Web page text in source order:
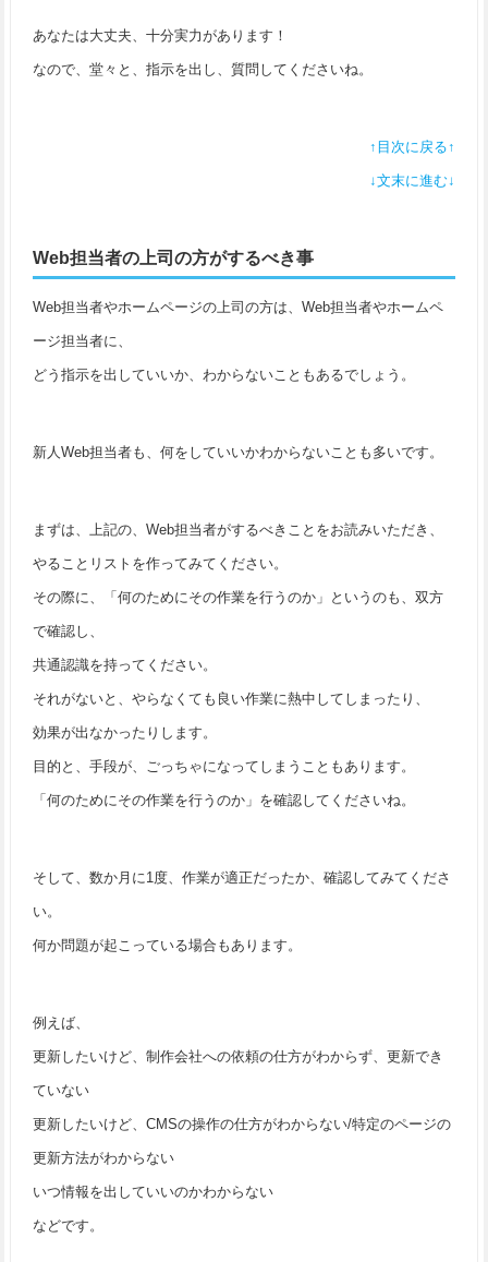
あなたは大丈夫、十分実力があります！
なので、堂々と、指示を出し、質問してくださいね。
↑目次に戻る↑
↓文末に進む↓
Web担当者の上司の方がするべき事
Web担当者やホームページの上司の方は、Web担当者やホームペ
ージ担当者に、
どう指示を出していいか、わからないこともあるでしょう。
新人Web担当者も、何をしていいかわからないことも多いです。
まずは、上記の、Web担当者がするべきことをお読みいただき、
やることリストを作ってみてください。
その際に、「何のためにその作業を行うのか」というのも、双方
で確認し、
共通認識を持ってください。
それがないと、やらなくても良い作業に熱中してしまったり、
効果が出なかったりします。
目的と、手段が、ごっちゃになってしまうこともあります。
「何のためにその作業を行うのか」を確認してくださいね。
そして、数か月に1度、作業が適正だったか、確認してみてくださ
い。
何か問題が起こっている場合もあります。
例えば、
更新したいけど、制作会社への依頼の仕方がわからず、更新でき
ていない
更新したいけど、CMSの操作の仕方がわからない/特定のページの
更新方法がわからない
いつ情報を出していいのかわからない
などです。